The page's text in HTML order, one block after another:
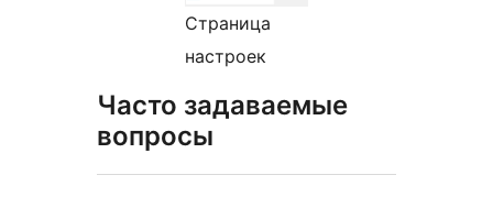
Страница
настроек
Часто задаваемые
вопросы